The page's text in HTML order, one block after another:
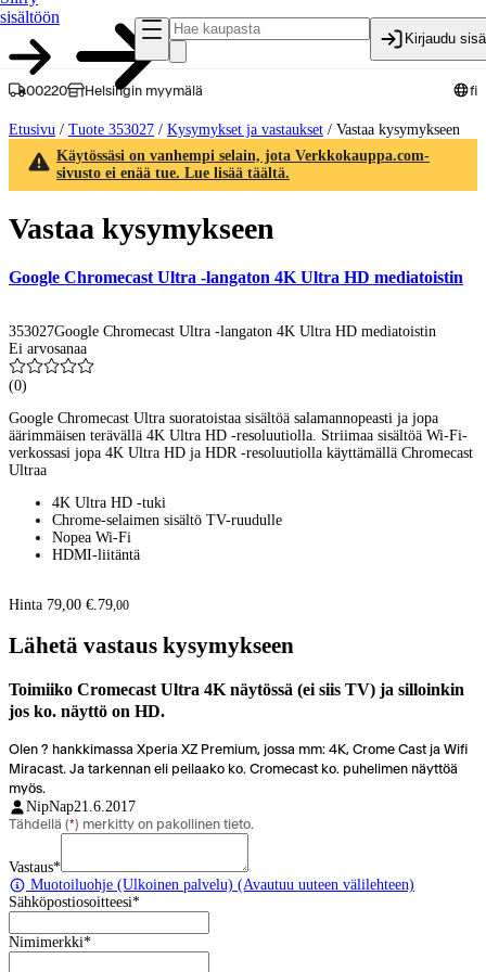
sisältöön
Kirjaudu
00220 Helsingin myymälä fi
Etusivu / Tuote 353027 / Kysymykset ja vastaukset / Vastaa kysymykseen
Käytössäsi on vanhempi selain, jota Verkkokauppa.com-
sivusto ei enää tue. Lue lisää täältä.
Vastaa kysymykseen
Google Chromecast Ultra -langaton 4K Ultra HD mediatoistin
353027Google Chromecast Ultra -langaton 4K Ultra HD mediatoistin
Ei arvosanaa
(0)
Google Chromecast Ultra suoratoistaa sisältöä salamannopeasti ja jopa
äärimmäisen terävällä 4K Ultra HD -resoluutiolla. Striimaa sisältöä Wi-Fi-
verkossasi jopa 4K Ultra HD ja HDR -resoluutiolla käyttämällä Chromecast
Ultraa
4K Ultra HD -tuki
Chrome-selaimen sisältö TV-ruudulle
Nopea Wi-Fi
HDMI-liitäntä
Hinta 79,00 €. 79,00
Lähetä vastaus kysymykseen
Toimiiko Cromecast Ultra 4K näytössä (ei siis TV) ja silloinkin
jos ko. näyttö on HD.
Olen ? hankkimassa Xperia XZ Premium, jossa mm: 4K, Crome Cast ja Wifi
Miracast. Ja tarkennan eli peilaako ko. Cromecast ko. puhelimen näyttöä
myös.
NipNap21.6.2017
Tähdellä (*) merkitty on pakollinen tieto.
Vastaus*
Muotoiluohje (Ulkoinen palvelu) (Avautuu uuteen välilehteen)
Sähköpostiosoitteesi*
Nimimerkki*